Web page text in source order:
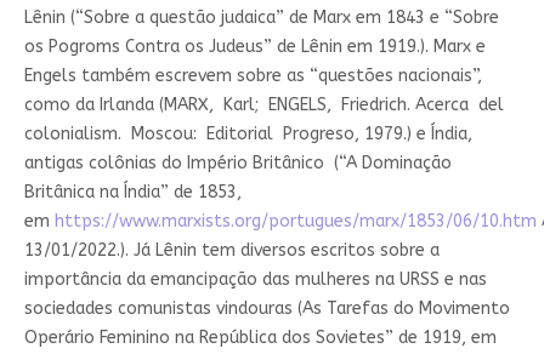
Lênin (“Sobre a questão judaica” de Marx em 1843 e “Sobre
os Pogroms Contra os Judeus” de Lênin em 1919.). Marx e
Engels também escrevem sobre as “questões nacionais”,
como da Irlanda (MARX, Karl; ENGELS, Friedrich. Acerca del
colonialism. Moscou: Editorial Progreso, 1979.) e Índia,
antigas colônias do Império Britânico (“A Dominação
Britânica na Índia” de 1853,
em https://www.marxists.org/portugues/marx/1853/06/10.htm
13/01/2022.). Já Lênin tem diversos escritos sobre a
importância da emancipação das mulheres na URSS e nas
sociedades comunistas vindouras (As Tarefas do Movimento
Operário Feminino na República dos Sovietes” de 1919, em